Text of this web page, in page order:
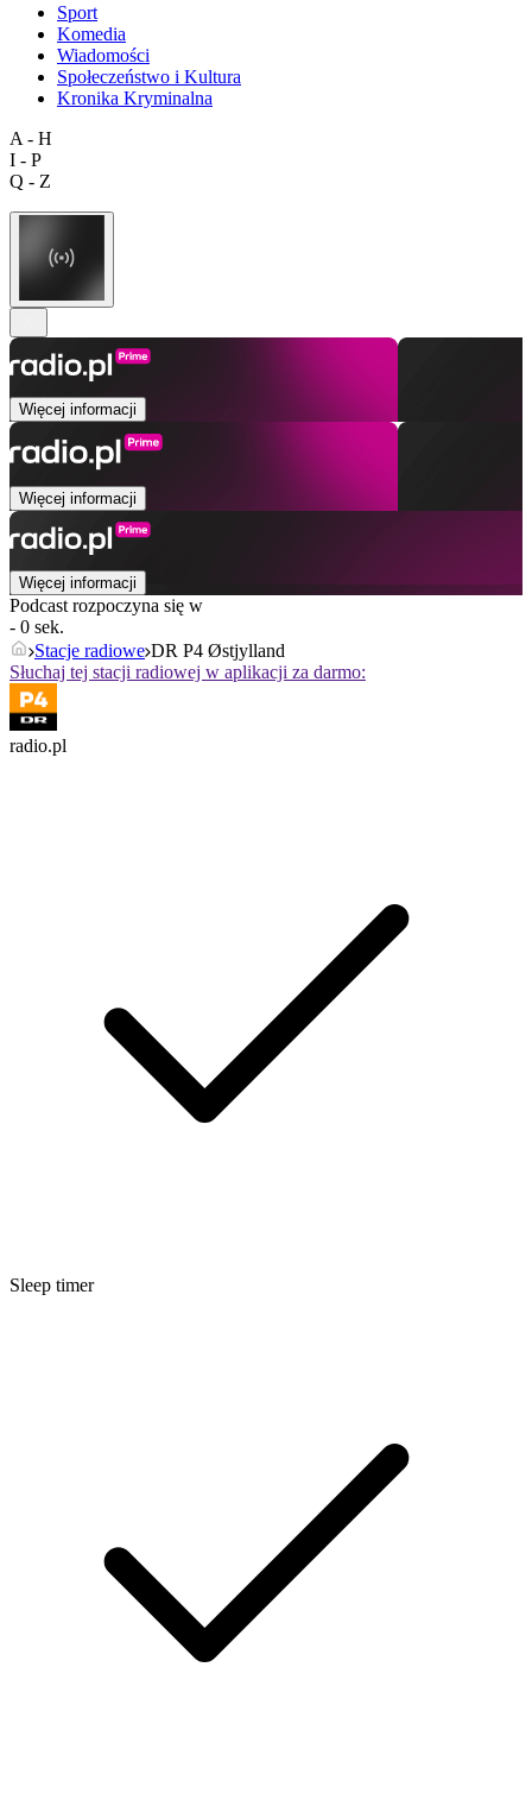
Sport
Komedia
Wiadomości
Społeczeństwo i Kultura
Kronika Kryminalna
A - H
I - P
Q - Z
Więcej informacji
Więcej informacji
Więcej informacji
Podcast rozpoczyna się w
- 0 sek.
Stacje radiowe DR P4 Østjylland
Słuchaj tej stacji radiowej w aplikacji za darmo:
radio.pl
Sleep timer